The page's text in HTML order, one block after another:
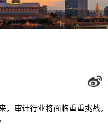
，审计行业将面临重重挑战